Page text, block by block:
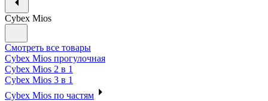
Cybex Mios
Смотреть все товары
Cybex Mios прогулочная
Cybex Mios 2 в 1
Cybex Mios 3 в 1
Cybex Mios по частям